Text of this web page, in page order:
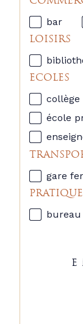
bar
LOISIRS
ECOLES
collège
école
gare
PRATIQUE
bureau